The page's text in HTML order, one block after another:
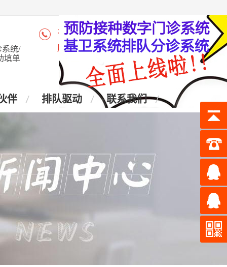
系统/
填单
咨询热线：4006-028-965
座 机：028-87438905
伴 排队驱动 联系我们